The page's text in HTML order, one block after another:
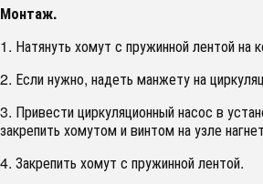
Монтаж.
1. Натянуть хомут с пружинной лентой на
2. Если нужно, надеть манжету на
3. Привести циркуляционный насос в
закрепить хомутом и винтом на узле
4. Закрепить хомут с пружинной лентой.